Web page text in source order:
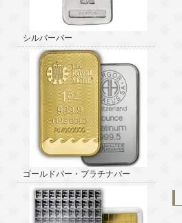
シルバーバー
ゴールドバー・プラチナバー